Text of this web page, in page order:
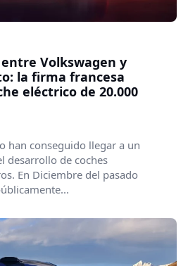
Volkswagen y
la firma francesa
eléctrico de 20.000
han conseguido llegar a un
desarrollo de coches
En Diciembre del pasado